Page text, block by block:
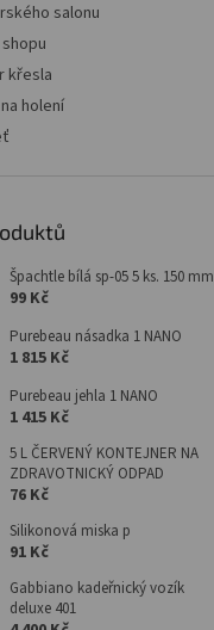
salonu
křesla
holení
Špachtle bílá sp-05 5 ks. 150 mm
99 Kč
Purebeau násadka 1 NANO
1 815 Kč
Purebeau jehla 1 NANO
1 415 Kč
5 L ČERVENÝ KONTEJNER NA
ZDRAVOTNICKÝ ODPAD
76 Kč
Silikonová miska p
91 Kč
Gabbiano kadeřnický vozík
deluxe 401